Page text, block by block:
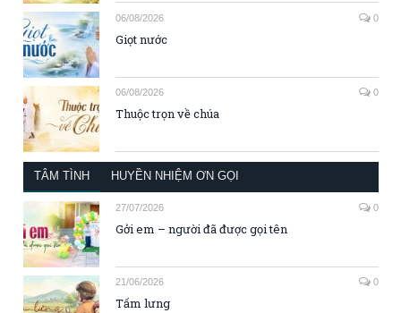
06/08/2026 0
Giọt nước
06/08/2026 0
Thuộc trọn về chúa
TÂM TÌNH HUYỀN NHIỆM ƠN GỌI
27/07/2026 0
Gởi em – người đã được gọi tên
21/06/2026 0
Tấm lưng